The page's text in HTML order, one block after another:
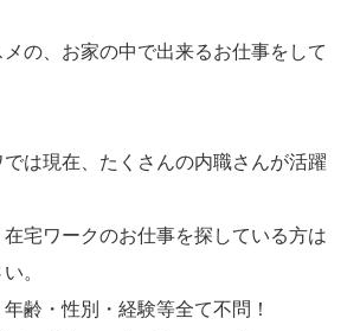
の、お家の中で出来るお仕事をして
は現在、たくさんの内職さんが活躍
宅ワークのお仕事を探している方は
。
齢・性別・経験等全て不問！